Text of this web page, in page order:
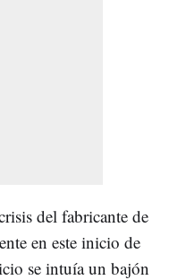
del fabricante de
en este inicio de
se intuía un bajón